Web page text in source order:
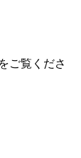
ご覧くださ